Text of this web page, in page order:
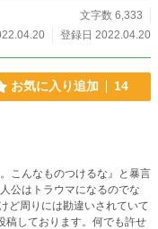
文字数 6,333
登録日 2022.04.20
お気に入り追加 14
こんなものつけるな』と暴言
公はトラウマになるのでな
ど周りには勘違いされていて
稿しております。何でも許せ